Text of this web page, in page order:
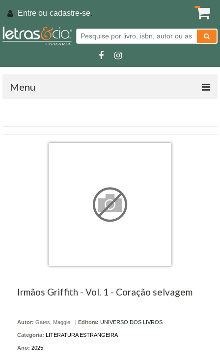
Entre ou cadastre-se.
Menu
Irmãos Griffith - Vol. 1 - Coração selvagem
Autor: Gates, Maggie | Editora: UNIVERSO DOS LIVROS
Categoria: LITERATURA ESTRANGEIRA
Ano: 2025